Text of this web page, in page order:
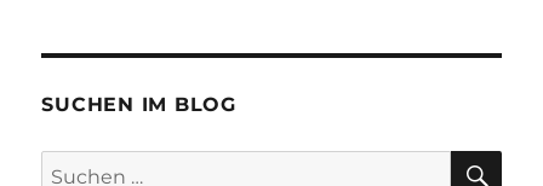
Das
Auto
SUCHEN IM BLOG
Suchen